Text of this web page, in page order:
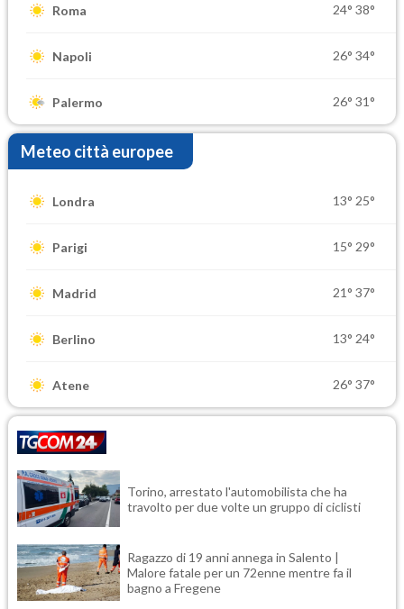
Roma 24° 38°
Napoli 26° 34°
Palermo 26° 31°
Meteo città europee
Londra 13° 25°
Parigi 15° 29°
Madrid 21° 37°
Berlino 13° 24°
Atene 26° 37°
Torino, arrestato l'automobilista che ha
travolto per due volte un gruppo di ciclisti
Ragazzo di 19 anni annega in Salento |
Malore fatale per un 72enne mentre fa il
bagno a Fregene